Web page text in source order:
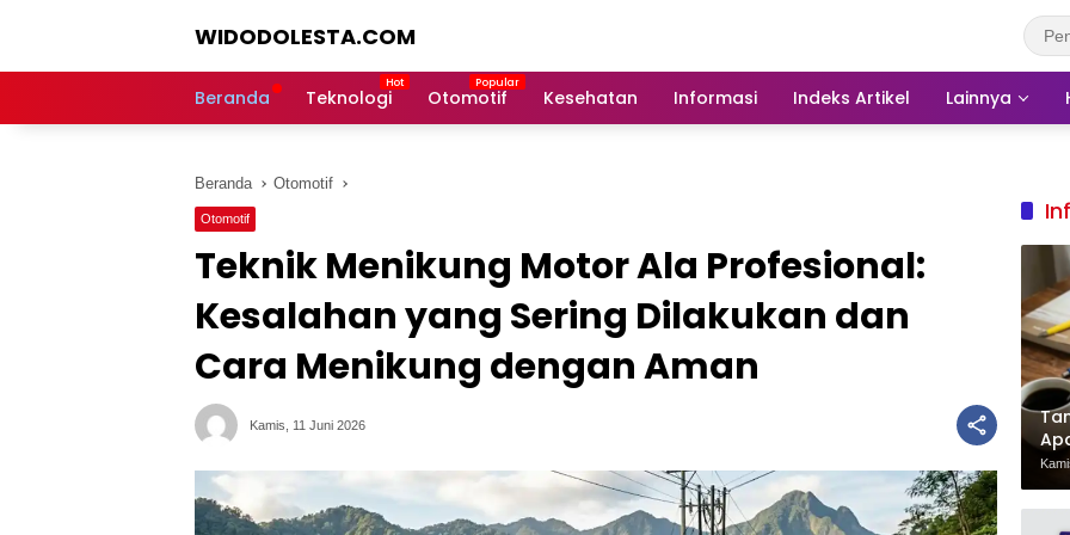
WIDODOLESTA.COM
dan
Terkini
Beranda Teknologi Otomotif Kesehatan Informasi Indeks Artikel Lainnya
Beranda Otomotif
Otomotif
Teknik Menikung Motor Ala Profesional:
Kesalahan yang Sering Dilakukan dan
Cara Menikung dengan Aman
Kamis, 11 Juni 2026